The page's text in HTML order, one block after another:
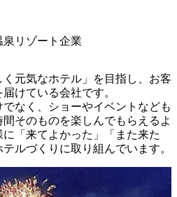
泉リゾート企業
元気なホテル」を目指し、お客
けている会社です。
なく、ショーやイベントなども
そのものを楽しんでもらえるよ
「来てよかった」「また来た
ルづくりに取り組んでいます。